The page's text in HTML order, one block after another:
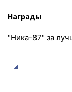
Награды
"Ника-87" за